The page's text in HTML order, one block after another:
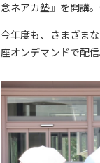
念ネアカ塾』を開講
今年度も、さまざま
座オンデマンドで配